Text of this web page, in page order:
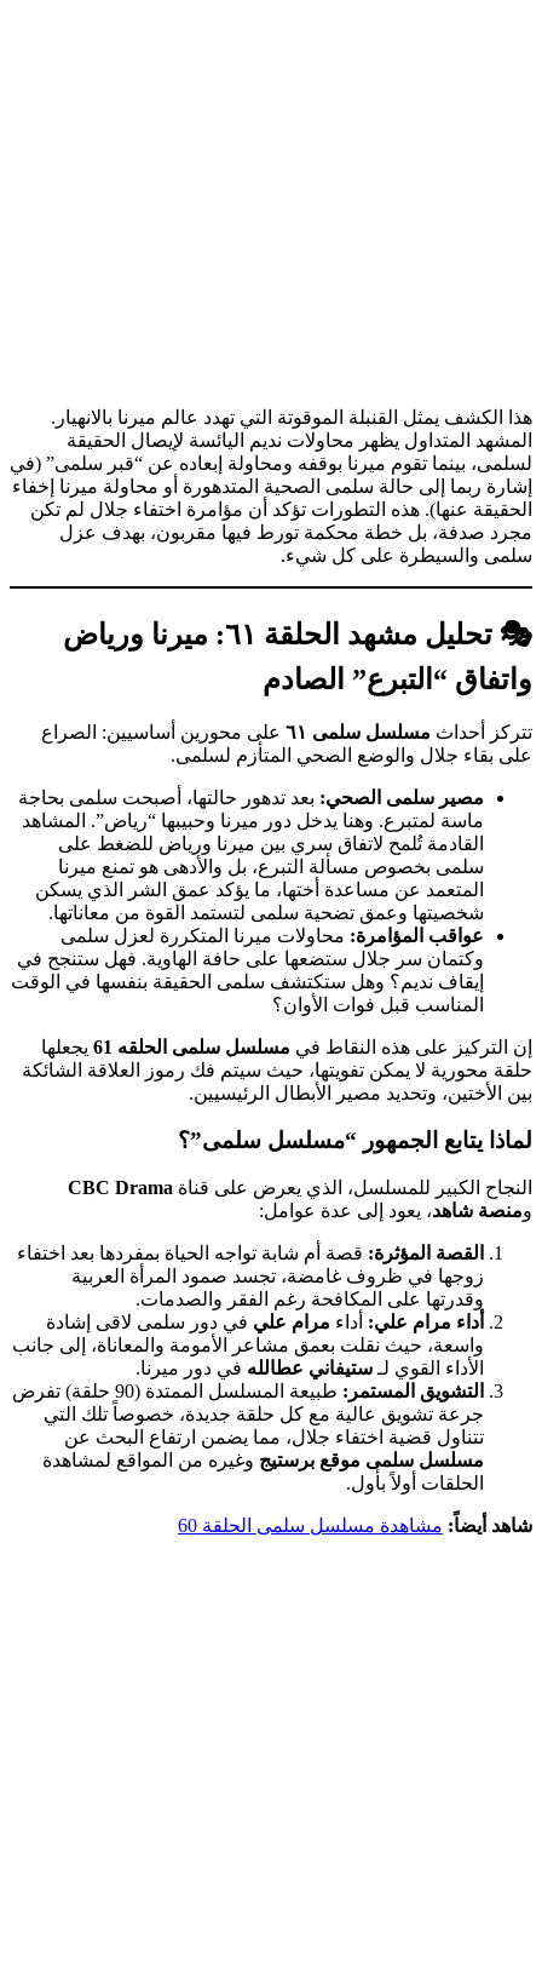
هذا الكشف يمثل القنبلة الموقوتة التي تهدد عالم ميرنا بالانهيار.
المشهد المتداول يظهر محاولات نديم اليائسة لإيصال الحقيقة
لسلمى، بينما تقوم ميرنا بوقفه ومحاولة إبعاده عن “قبر سلمى” (في
إشارة ربما إلى حالة سلمى الصحية المتدهورة أو محاولة ميرنا إخفاء
الحقيقة عنها). هذه التطورات تؤكد أن مؤامرة اختفاء جلال لم تكن
مجرد صدفة، بل خطة محكمة تورط فيها مقربون، بهدف عزل
سلمى والسيطرة على كل شيء.
🎭 تحليل مشهد الحلقة ٦١: ميرنا ورياض
واتفاق “التبرع” الصادم
تتركز أحداث مسلسل سلمى ٦١
على محورين أساسيين: الصراع
على بقاء جلال والوضع الصحي المتأزم لسلمى.
مصير سلمى الصحي: بعد تدهور حالتها، أصبحت سلمى بحاجة
ماسة لمتبرع. وهنا يدخل دور ميرنا وحبيبها “رياض”. المشاهد
القادمة تُلمح لاتفاق سري بين ميرنا ورياض للضغط على
سلمى بخصوص مسألة التبرع، بل والأدهى هو تمنع ميرنا
المتعمد عن مساعدة أختها، ما يؤكد عمق الشر الذي يسكن
شخصيتها وعمق تضحية سلمى لتستمد القوة من معاناتها.
عواقب المؤامرة: محاولات ميرنا المتكررة لعزل سلمى
وكتمان سر جلال ستضعها على حافة الهاوية. فهل ستنجح في
إيقاف نديم؟ وهل ستكتشف سلمى الحقيقة بنفسها في الوقت
المناسب قبل فوات الأوان؟
إن التركيز على هذه النقاط في مسلسل سلمى الحلقه 61
يجعلها
حلقة محورية لا يمكن تفويتها، حيث سيتم فك رموز العلاقة الشائكة
بين الأختين، وتحديد مصير الأبطال الرئيسيين.
لماذا يتابع الجمهور “مسلسل سلمى”؟
النجاح الكبير للمسلسل، الذي يعرض على قناة CBC Drama
ومنصة شاهد، يعود إلى عدة عوامل:
القصة المؤثرة: قصة أم شابة تواجه الحياة بمفردها بعد اختفاء
زوجها في ظروف غامضة، تجسد صمود المرأة العربية
وقدرتها على المكافحة رغم الفقر والصدمات.
أداء مرام علي: أداء مرام علي في دور سلمى لاقى إشادة
واسعة، حيث نقلت بعمق مشاعر الأمومة والمعاناة، إلى جانب
الأداء القوي لـ ستيفاني عطالله في دور ميرنا.
التشويق المستمر:
طبيعة المسلسل الممتدة (90 حلقة) تفرض
جرعة تشويق عالية مع كل حلقة جديدة، خصوصاً تلك التي
تتناول قضية اختفاء جلال، مما يضمن ارتفاع البحث عن
مسلسل سلمى موقع برستيج وغيره من المواقع لمشاهدة
الحلقات أولاً بأول.
شاهد أيضاً: مشاهدة مسلسل سلمى الحلقة 60